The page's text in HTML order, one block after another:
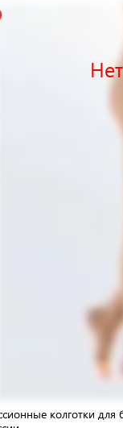
колготки для